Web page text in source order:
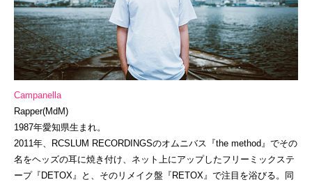
Campanella
Rapper(MdM)
1987年愛知県生まれ。
2011年、RCSLUM RECORDINGSのオムニバス『the method』でその
名をヘッズの耳に焼き付け、ネット上にアップしたフリーミックステ
ープ『DETOX』と、そのリメイク盤『RETOX』で注目を浴びる。同